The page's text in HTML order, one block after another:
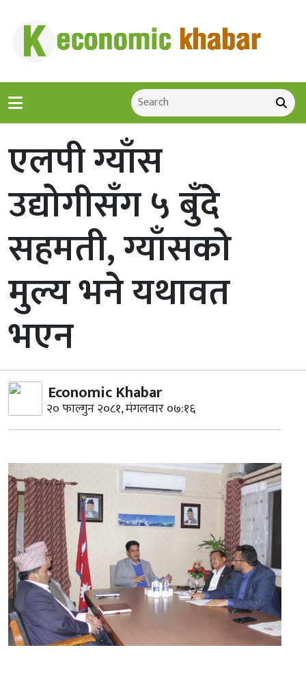
एलपी ग्याँस
उद्योगीसँग ५ बुँदे
सहमती, ग्याँसको
मुल्य भने यथावत
भएन
Economic Khabar
२० फाल्गुन २०८१, मंगलवार ०७:१६